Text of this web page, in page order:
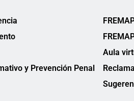
y Prevención Penal
Aula